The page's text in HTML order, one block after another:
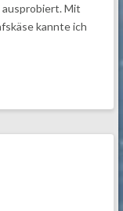
Mit
kannte ich